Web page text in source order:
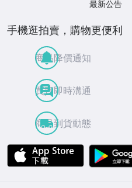
最新公告
手機逛拍賣，購物更便利
商品降價通知
買賣即時溝通
商品到貨動態
APP Store